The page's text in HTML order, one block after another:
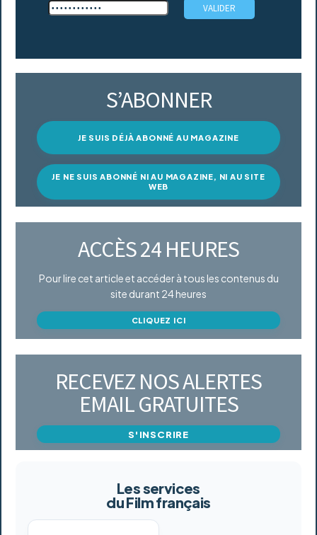
S’ABONNER
JE SUIS DÉJÀ ABONNÉ AU MAGAZINE
JE NE SUIS ABONNÉ NI AU MAGAZINE, NI AU SITE
WEB
ACCÈS 24 HEURES
Pour lire cet article et accéder à tous les contenus du
site durant 24 heures
CLIQUEZ ICI
RECEVEZ NOS ALERTES
EMAIL GRATUITES
S'INSCRIRE
Les services
du Film français